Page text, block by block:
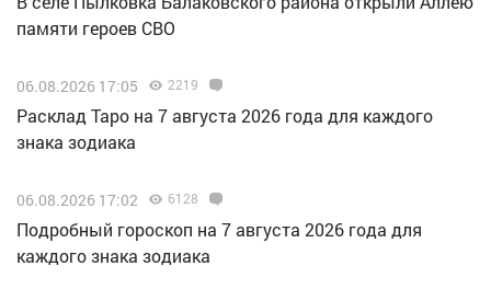
памяти героев СВО
06.08.2026 17:05 2219
Расклад Таро на 7 августа 2026 года для каждого
знака зодиака
06.08.2026 17:02 6128
Подробный гороскоп на 7 августа 2026 года для
каждого знака зодиака